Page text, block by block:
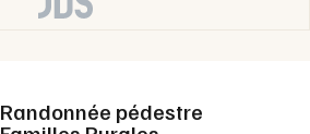
Randonnée pédestre